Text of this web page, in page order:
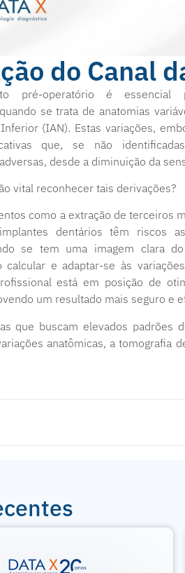
do Canal
pré-operatório é essencial
se trata de anatomias
(IAN). Estas variações,
que, se não
desde a diminuição da
vital reconhecer tais derivações?
como a extração de terceiros
dentários têm riscos
se tem uma imagem clara
calcular e adaptar-se às
está em posição de
um resultado mais seguro e
que buscam elevados padrões
anatômicas, a tomografia